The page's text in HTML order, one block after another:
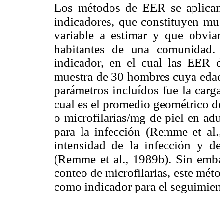
Los métodos de EER se
indicadores, que constituyen
variable a estimar y que
habitantes de una
indicador, en el cual las EER
muestra de 30 hombres cuya
parámetros incluídos fue la
cual es el promedio geométrico
o microfilarias/mg de piel en
para la infección (Remme et
intensidad de la infección y
(Remme et al., 1989b). Sin
conteo de microfilarias, este
como indicador para el